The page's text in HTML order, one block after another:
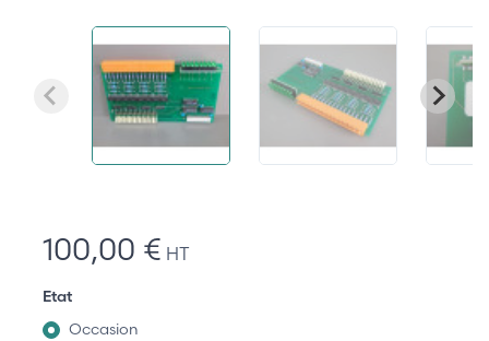
100,00 € HT
Etat
Occasion